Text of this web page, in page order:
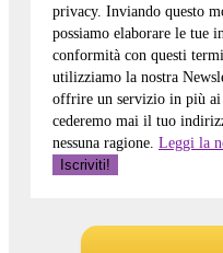
privacy. Inviando questo
possiamo elaborare le tue
conformità con questi
utilizziamo la nostra
offrire un servizio in più
cederemo mai il tuo
nessuna ragione. Leggi la